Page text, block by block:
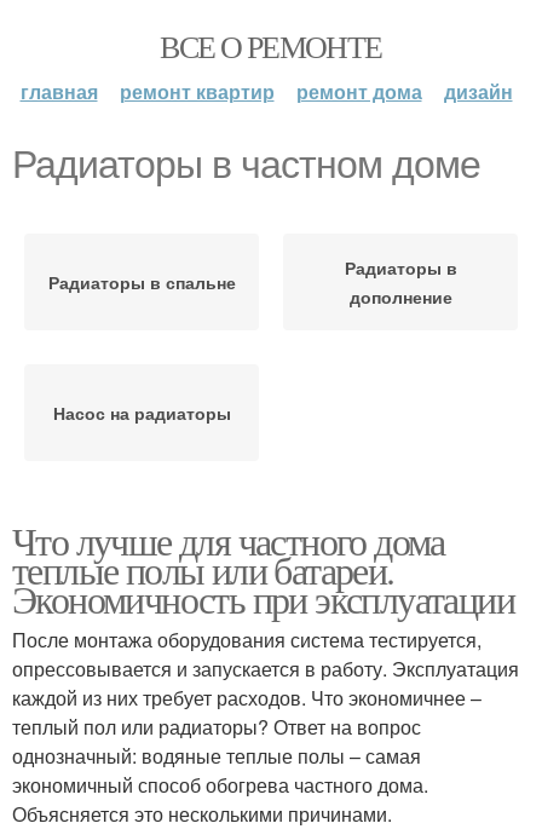
ВСЕ О РЕМОНТЕ
главная ремонт квартир ремонт дома дизайн
Радиаторы в частном доме
Радиаторы в спальне
Радиаторы в
дополнение
Насос на радиаторы
Что лучше для частного дома
теплые полы или батареи.
Экономичность при эксплуатации
После монтажа оборудования система тестируется,
опрессовывается и запускается в работу. Эксплуатация
каждой из них требует расходов. Что экономичнее –
теплый пол или радиаторы? Ответ на вопрос
однозначный: водяные теплые полы – самая
экономичный способ обогрева частного дома.
Объясняется это несколькими причинами.